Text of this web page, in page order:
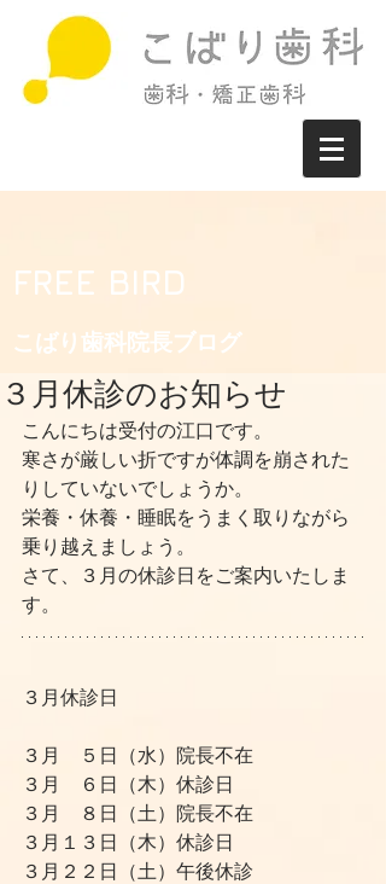
FREE BIRD
こばり歯科院長ブログ​
３月休診のお知らせ
こんにちは受付の江口です。
寒さが厳しい折ですが体調を崩された
りしていないでしょうか。
栄養・休養・睡眠をうまく取りながら
乗り越えましょう。
さて、３月の休診日をご案内いたしま
す。
３月休診日
３月　５日（水）院長不在
３月　６日（木）休診日
３月　８日（土）院長不在
３月１３日（木）休診日
３月２２日（土）午後休診